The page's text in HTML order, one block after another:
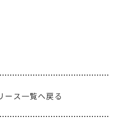
ース一覧へ戻る